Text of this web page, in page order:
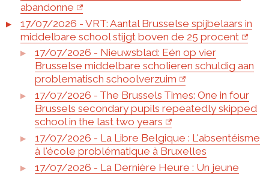
abandonne
17/07/2026 - VRT: Aantal Brusselse spijbelaars in
middelbare school stijgt boven de 25 procent
17/07/2026 - Nieuwsblad: Eén op vier
Brusselse middelbare scholieren schuldig aan
problematisch schoolverzuim
17/07/2026 - The Brussels Times: One in four
Brussels secondary pupils repeatedly skipped
school in the last two years
17/07/2026 - La Libre Belgique : L'absentéisme
à l'école problématique à Bruxelles
17/07/2026 - La Dernière Heure : Un jeune